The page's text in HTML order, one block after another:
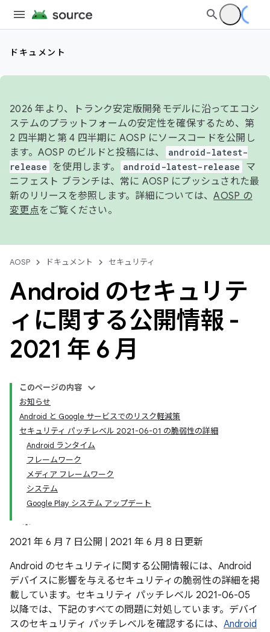
ドキュメント
2026 年より、トランク安定版開発モデルに沿ってエコシ
ステムのプラットフォームの安定性を確保するため、第
2 四半期と第 4 四半期に AOSP にソースコードを公開し
ます。AOSP のビルドと投稿には、
android-latest-
release
を使用します。 android-latest-release
マ
ニフェスト ブランチは、常に AOSP にプッシュされた最
新のリリースを参照します。詳細については、AOSP の
変更点をご覧ください。
AOSP ドキュメント セキュリティ
Android のセキュリテ
ィに関する公開情報 -
2021 年 6 月
このページの内容
お知らせ
Android と Google サービスでのリスク軽減策
セキュリティ パッチレベル 2021-06-01 の脆弱性の詳細
Android ランタイム
フレームワーク
メディア フレームワーク
システム
Google Play システム アップデート
2021 年 6 月 7 日公開 | 2021 年 6 月 8 日更新
Android のセキュリティに関する公開情報には、Android
デバイスに影響を与えるセキュリティの脆弱性の詳細を掲
載しています。セキュリティ パッチレベル 2021-06-05
以降では、下記のすべての問題に対処しています。デバイ
スのセキュリティ パッチレベルを確認するには、 Android